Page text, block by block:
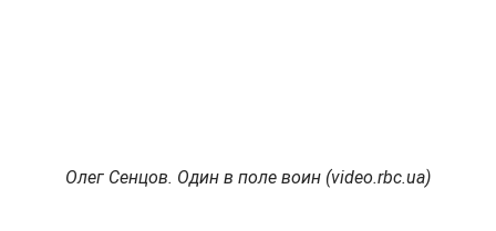
Олег Сенцов. Один в поле воин (video.rbc.ua)